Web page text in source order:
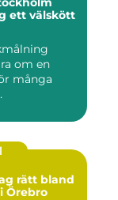
ett välskött
om en
många
rätt bland
Örebro